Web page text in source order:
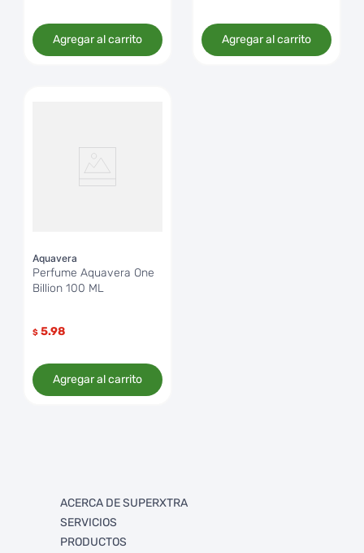
Agregar al carrito Agregar al carrito
Aquavera
Perfume Aquavera One
Billion 100 ML
$ 5.98
Agregar al carrito
ACERCA DE SUPERXTRA
Quienes somos
Trabaja con Nosotros
SERVICIOS
FullXtra
PRODUCTOS